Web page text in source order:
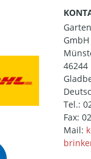
Tel.:
Fax:
Mail: